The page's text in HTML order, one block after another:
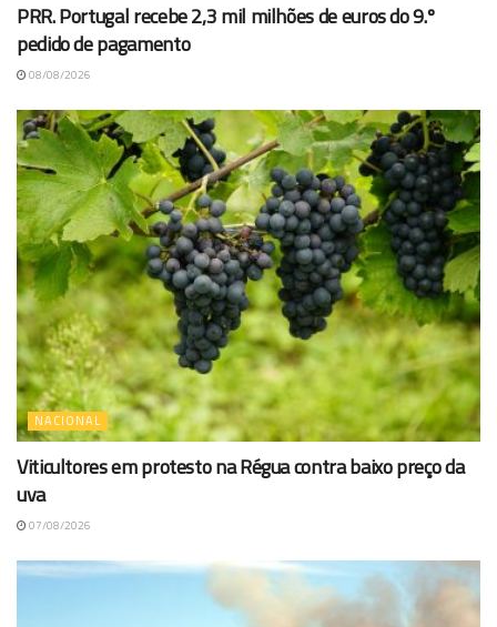
PRR. Portugal recebe 2,3 mil milhões de euros do 9.º
pedido de pagamento
08/08/2026
NACIONAL
Viticultores em protesto na Régua contra baixo preço da
uva
07/08/2026